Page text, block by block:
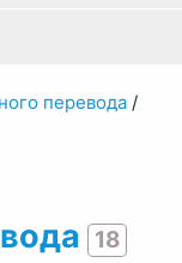
перевода/
18